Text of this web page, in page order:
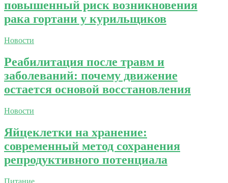
повышенный риск возникновения
рака гортани у курильщиков
Новости
Реабилитация после травм и
заболеваний: почему движение
остается основой восстановления
Новости
Яйцеклетки на хранение:
современный метод сохранения
репродуктивного потенциала
Питание